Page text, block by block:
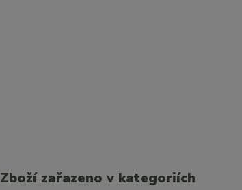
Zboží zařazeno v kategoriích